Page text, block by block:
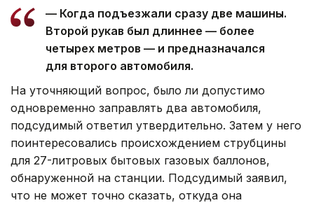
— Когда подъезжали сразу две машины.
Второй рукав был длиннее — более
четырех метров — и предназначался
для второго автомобиля.
На уточняющий вопрос, было ли допустимо
одновременно заправлять два автомобиля,
подсудимый ответил утвердительно. Затем у него
поинтересовались происхождением струбцины
для 27-литровых бытовых газовых баллонов,
обнаруженной на станции. Подсудимый заявил,
что не может точно сказать, откуда она